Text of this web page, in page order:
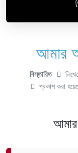
আমার
বিস্তারিত
প্রকাশ করা
আমার